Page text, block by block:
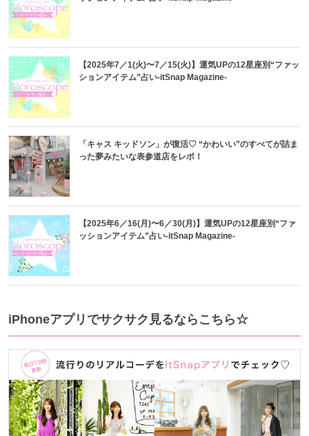
【2025年7／1(火)〜7／15(火)】運気UPの12星座別“ファッ
ションアイテム”占い-itSnap Magazine-
「キャス キッドソン」が復活♡ “かわいい”のすべてが詰ま
った夢みたいな表参道店をレポ！
【2025年6／16(月)〜6／30(月)】運気UPの12星座別“ファ
ッションアイテム”占い-itSnap Magazine-
iPhoneアプリでサクサク見るならこちら☆